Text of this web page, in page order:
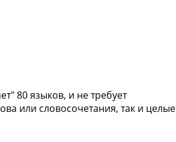
80 языков, и не требует
или словосочетания, так и целые